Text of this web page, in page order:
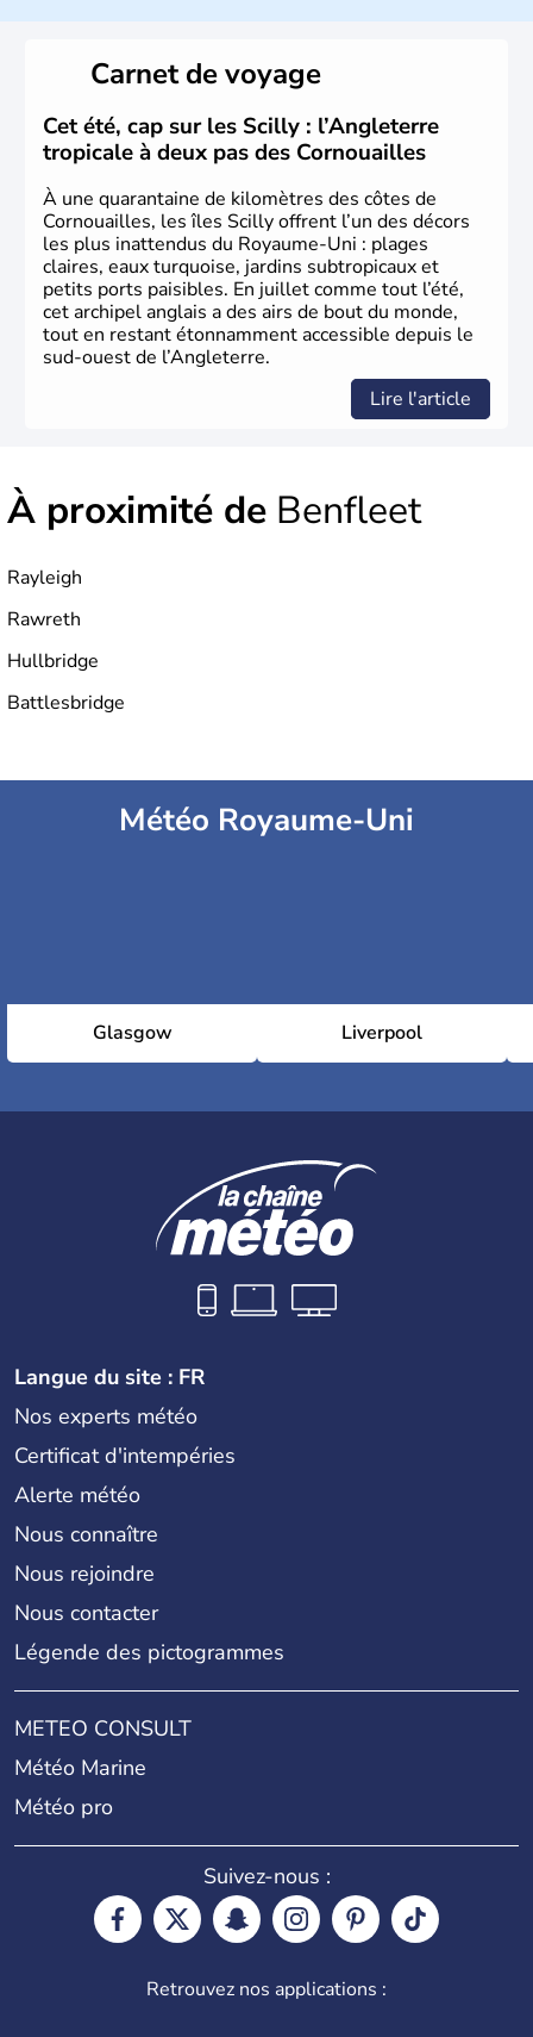
Histoire et administration
L'Angleterre est l’une des quatre nations constitutives du
Royaume-Uni. Elle est peuplée de plus de 50 millions
d’habitants, les Anglais, et constitue à elle seule, près de
84% de la population de l’ensemble. Le pays s’est créé au
Xème siècle et tient son nom desAngles
germanique installé sur ces terres. Première démocratie
parlementaire au monde, elle doit son développement à
l’essor industriel du XIXème siècle.
Carnet de voyage
Cet été, cap sur les Scilly : l’Angleterre
tropicale à deux pas des Cornouailles
À une quarantaine de kilomètres des côtes de
Cornouailles, les îles Scilly offrent l’un des décors
les plus inattendus du Royaume-Uni : plages
claires, eaux turquoise, jardins subtropicaux et
petits ports paisibles. En juillet comme tout l’été,
cet archipel anglais a des airs de bout du monde,
tout en restant étonnamment accessible depuis le
sud-ouest de l’Angleterre.
Lire l'article
À proximité de Benfleet
Rayleigh
Rawreth
Hullbridge
Battlesbridge
Météo Royaume-Uni
Glasgow Liverpool
Langue du site : FR
Nos experts météo
Certificat d'intempéries
Alerte météo
Nous connaître
Nous rejoindre
Nous contacter
Légende des pictogrammes
METEO CONSULT
Météo Marine
Météo pro
Suivez-nous :
Retrouvez nos applications :